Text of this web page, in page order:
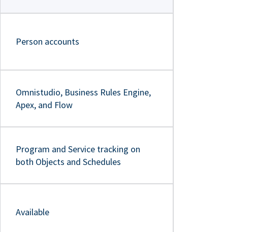
Person accounts
Omnistudio, Business Rules Engine,
Apex, and Flow
Program and Service tracking on
both Objects and Schedules
Available